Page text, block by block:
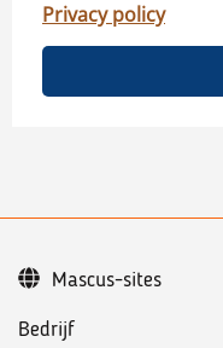
Privacy policy
Bedrijf
Mascus-sites